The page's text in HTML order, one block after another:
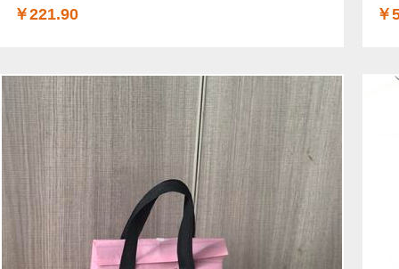
￥221.90 ￥